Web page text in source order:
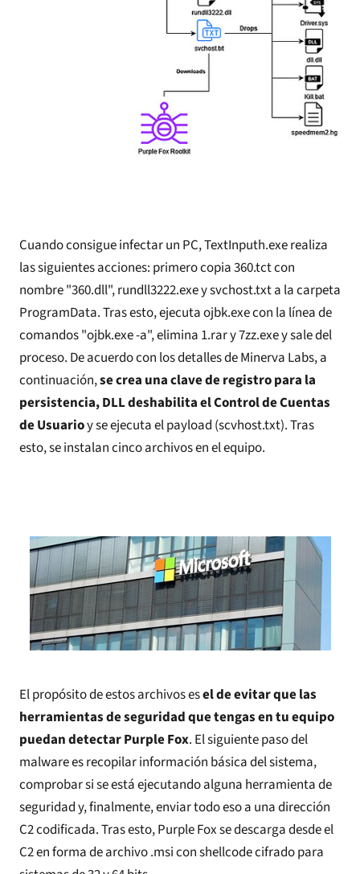
Cuando consigue infectar un PC, TextInputh.exe realiza
las siguientes acciones: primero copia 360.tct con
nombre "360.dll", rundll3222.exe y svchost.txt a la carpeta
ProgramData. Tras esto, ejecuta ojbk.exe con la línea de
comandos "ojbk.exe -a", elimina 1.rar y 7zz.exe y sale del
proceso. De acuerdo con los detalles de Minerva Labs, a
continuación,se crea una clave de registro para la
persistencia, DLL deshabilita el Control de Cuentas
de Usuarioy se ejecuta el payload (scvhost.txt). Tras
esto, se instalan cinco archivos en el equipo.
El propósito de estos archivos esel de evitar que las
herramientas de seguridad que tengas en tu equipo
puedan detectar Purple Fox. El siguiente paso del
malware es recopilar información básica del sistema,
comprobar si se está ejecutando alguna herramienta de
seguridad y, finalmente, enviar todo eso a una dirección
C2 codificada. Tras esto, Purple Fox se descarga desde el
C2 en forma de archivo .msi con shellcode cifrado para